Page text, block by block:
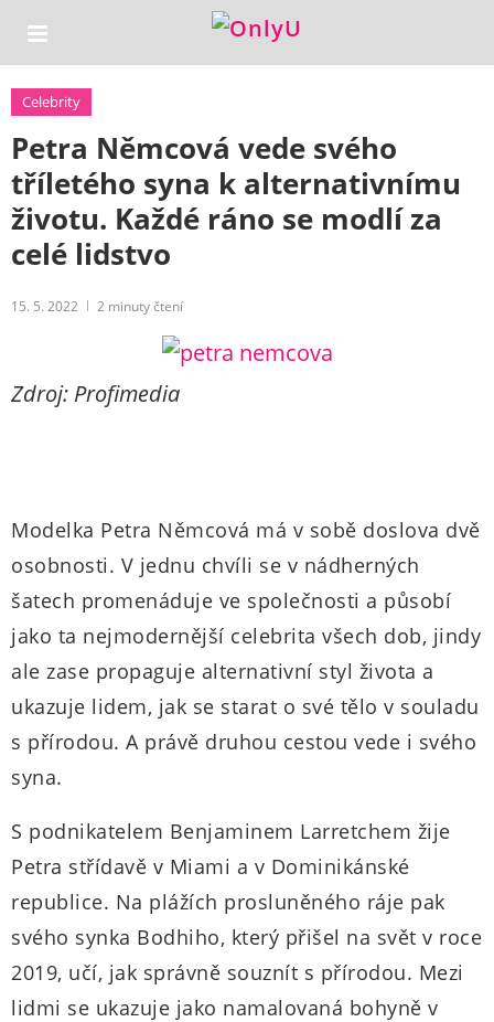
Celebrity
Petra Němcová vede svého
tříletého syna k alternativnímu
životu. Každé ráno se modlí za
celé lidstvo
15. 5. 2022 2 minuty čtení
Zdroj: Profimedia
Modelka Petra Němcová má v sobě doslova dvě
osobnosti. V jednu chvíli se v nádherných
šatech promenáduje ve společnosti a působí
jako ta nejmodernější celebrita všech dob, jindy
ale zase propaguje alternativní styl života a
ukazuje lidem, jak se starat o své tělo v souladu
s přírodou. A právě druhou cestou vede i svého
syna.
S podnikatelem Benjaminem Larretchem žije
Petra střídavě v Miami a v Dominikánské
republice. Na plážích prosluněného ráje pak
svého synka Bodhiho, který přišel na svět v roce
2019, učí, jak správně souznít s přírodou. Mezi
lidmi se ukazuje jako namalovaná bohyně v